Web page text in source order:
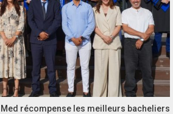
récompense les meilleurs bacheliers…